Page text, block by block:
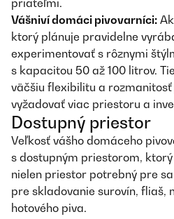
priateľmi.
Vášniví domáci pivovarníci:
ktorý plánuje pravidelne
experimentovať s rôznymi
s kapacitou 50 až 100 litrov.
väčšiu flexibilitu a
vyžadovať viac priestoru a
Dostupný priestor
Veľkosť vášho domáceho
s dostupným priestorom,
nielen priestor potrebný pre
pre skladovanie surovín, fliaš,
hotového piva.